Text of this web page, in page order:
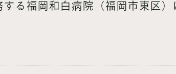
する福岡和白病院（福岡市東区